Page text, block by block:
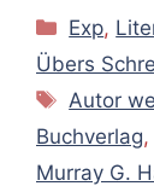
Exp,
Übers
Autor
Buchverlag,
Murray G.